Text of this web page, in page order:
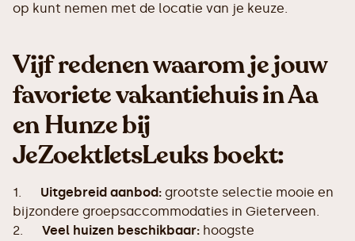
op kunt nemen met de locatie van je keuze.
Vijf redenen waarom je jouw
favoriete vakantiehuis in Aa
en Hunze bij
JeZoektIetsLeuks boekt:
1. Uitgebreid aanbod: grootste selectie mooie en
bijzondere groepsaccommodaties in Gieterveen.
2. Veel huizen beschikbaar: hoogste